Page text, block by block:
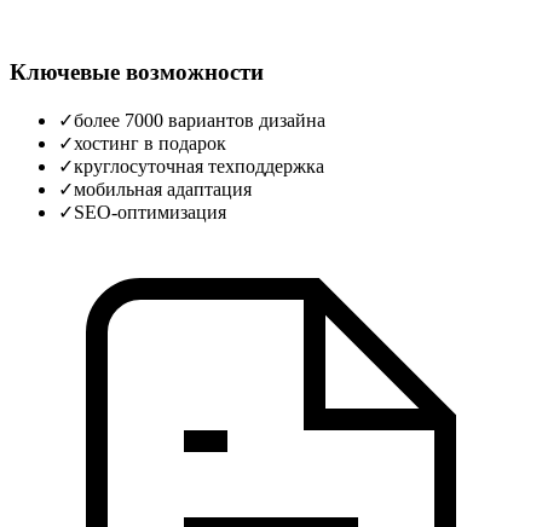
Ключевые возможности
✓более 7000 вариантов дизайна
✓хостинг в подарок
✓круглосуточная техподдержка
✓мобильная адаптация
✓SEO-оптимизация